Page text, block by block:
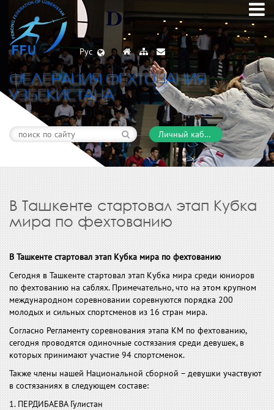
Рус
ФЕДЕРАЦИЯ ФЕХТОВАНИЯ
УЗБЕКИСТАНА
Личный кабинет
В Ташкенте стартовал этап Кубка
мира по фехтованию
В Ташкенте стартовал этап Кубка мира по фехтованию
Сегодня в Ташкенте стартовал этап Кубка мира среди юниоров
по фехтованию на саблях. Примечательно, что на этом крупном
международном соревновании соревнуются порядка 200
молодых и сильных спортсменов из 16 стран мира.
Согласно Регламенту соревнования этапа КМ по фехтованию,
сегодня проводятся одиночные состязания среди девушек, в
которых принимают участие 94 спортсменок.
Также члены нашей Национальной сборной – девушки участвуют
в состязаниях в следующем составе:
1. ПЕРДИБАЕВА Гулистан